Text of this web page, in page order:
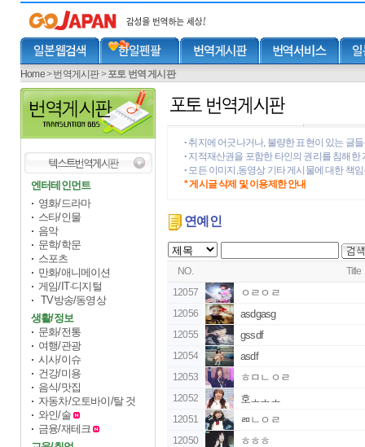
Home>번역게시판>포토 번역 게시판
엔터테인먼트
영화/드라마
스타/인물
음악
문학/학문
스포츠
만화/애니메이션
게임/IT·디지털
TV방송/동영상
생활/정보
문화/전통
여행/관광
시사/이슈
건강/미용
음식/맛집
자동차/오토바이/탈 것
와인/술
금융/재테크
• 취지에 어긋나거나, 불량한 표현이 있는 글
• 지적재산권을 포함한 타인의 권리를 침해한
• 모든 이미지,동영상 기타 게시물에 대한 책
* 게시글 삭제 및 이용제한 안내
연예인
NO.
Title
12057
ㅇㄹㅇㄹ
12056 asdgasg
12055 gssdf
12054 asdf
12053 ㅎㅁㄴㅇㄹ
12052 호ㅗㅗㅗ
12051 ㄻㄴㅇㄹ
12050 ㅎㅎㅎ